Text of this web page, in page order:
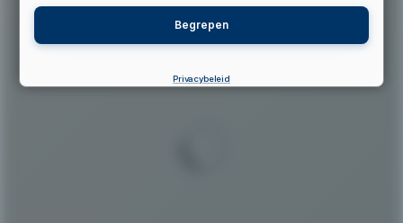
Begrepen
Privacybeleid